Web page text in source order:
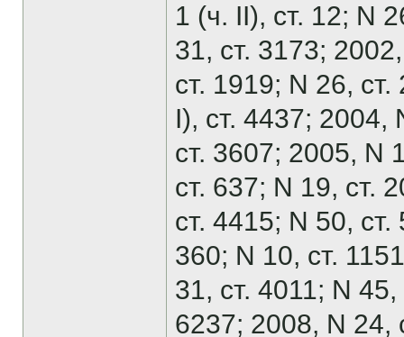
1 (ч. II), ст. 12; N
31, ст. 3173;
ст. 1919; N 26,
I), ст. 4437; 2004,
ст. 3607; 2005, N
ст. 637; N 19, ст.
ст. 4415; N 50,
360; N 10, ст.
31, ст. 4011; N
6237; 2008, N 24,